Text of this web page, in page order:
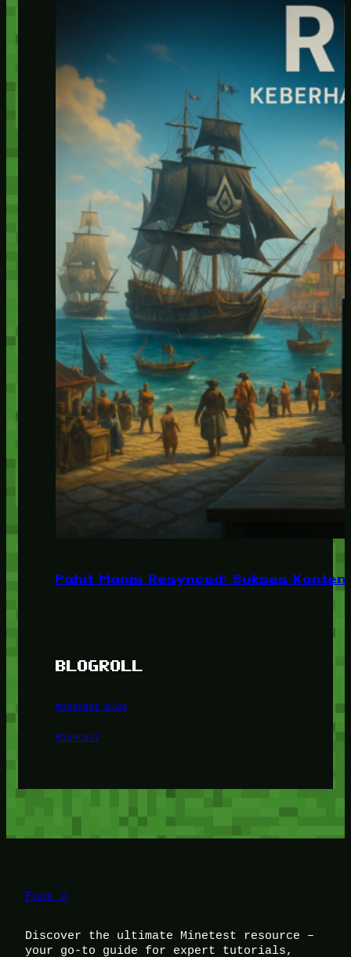
Pahit Manis Resynced: Sukses
BLOGROLL
Minetest Blog
Minetest
Foox U
Discover the ultimate Minetest resource –
your go-to guide for expert tutorials,